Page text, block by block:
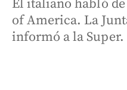
El italiano habló
of America. La
informó a la Super.